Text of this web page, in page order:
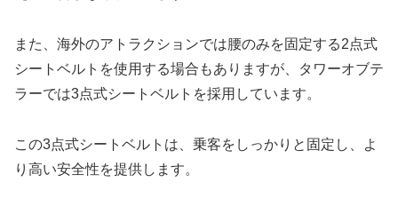
また、海外のアトラクションでは腰のみを固定する2点式
シートベルトを使用する場合もありますが、タワーオブテ
ラーでは3点式シートベルトを採用しています。
この3点式シートベルトは、乗客をしっかりと固定し、よ
り高い安全性を提供します。